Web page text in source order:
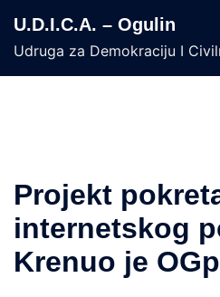
content
U.D.I.C.A. – Ogulin
Udruga za Demokraciju I
Projekt
internetskog
Krenuo je